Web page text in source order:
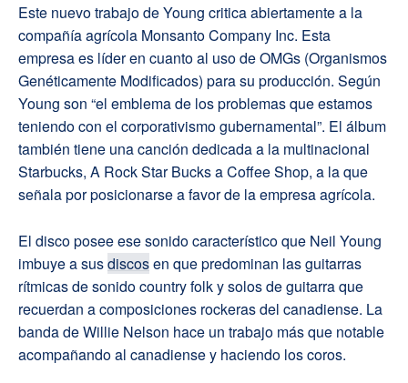
Este nuevo trabajo de Young critica abiertamente a la
compañía agrícola Monsanto Company Inc. Esta
empresa es líder en cuanto al uso de OMGs (Organismos
Genéticamente Modificados) para su producción. Según
Young son “el emblema de los problemas que estamos
teniendo con el corporativismo gubernamental”. El álbum
también tiene una canción dedicada a la multinacional
Starbucks, A Rock Star Bucks a Coffee Shop, a la que
señala por posicionarse a favor de la empresa agrícola.
El disco posee ese sonido característico que Neil Young
imbuye a susdiscosen que predominan las guitarras
rítmicas de sonido country folk y solos de guitarra que
recuerdan a composiciones rockeras del canadiense. La
banda de Willie Nelson hace un trabajo más que notable
acompañando al canadiense y haciendo los coros.